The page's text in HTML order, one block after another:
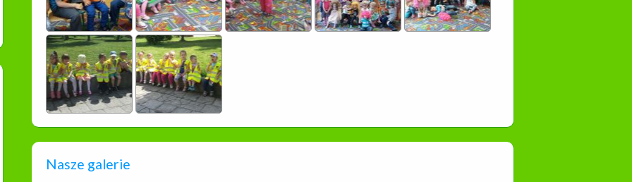
Nasze galerie